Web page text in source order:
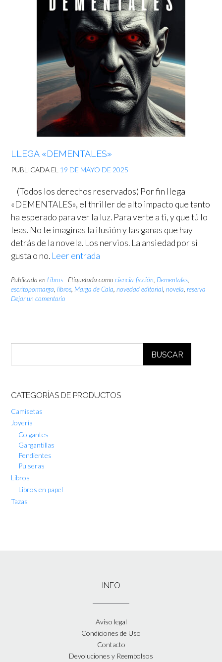
LLEGA «DEMENTALES»
PUBLICADA EL 19 DE MAYO DE 2025
(Todos los derechos reservados) Por fin llega
«DEMENTALES», el thriller de alto impacto que tanto
ha esperado para ver la luz. Para verte a ti, y que tú lo
leas. No te imaginas la ilusión y las ganas que hay
detrás de la novela. Los nervios. La ansiedad por si
gusta o no. Leer entrada
Publicada en Libros Etiquetada como ciencia-ficción, Dementales,
escritopormarga, libros, Marga de Cala, novedad editorial, novela, reserva
Dejar un comentario
BUSCAR
CATEGORÍAS DE PRODUCTOS
Camisetas
Joyería
Colgantes
Gargantillas
Pendientes
Pulseras
Libros
Libros en papel
Tazas
INFO
Aviso legal
Condiciones de Uso
Contacto
Devoluciones y Reembolsos